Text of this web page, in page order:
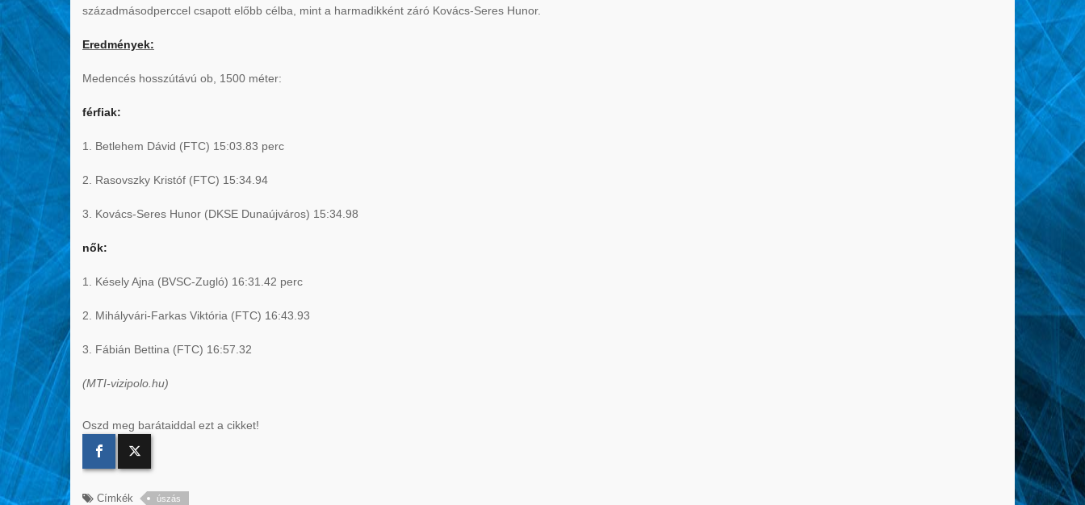
századmásodperccel csapott előbb célba, mint a harmadikként záró Kovács-Seres Hunor.
Eredmények:
Medencés hosszútávú ob, 1500 méter:
férfiak:
1. Betlehem Dávid (FTC) 15:03.83 perc
2. Rasovszky Kristóf (FTC) 15:34.94
3. Kovács-Seres Hunor (DKSE Dunaújváros) 15:34.98
nők:
1. Késely Ajna (BVSC-Zugló) 16:31.42 perc
2. Mihályvári-Farkas Viktória (FTC) 16:43.93
3. Fábián Bettina (FTC) 16:57.32
(MTI-vizipolo.hu)
Oszd meg barátaiddal ezt a cikket!
Címkék úszás